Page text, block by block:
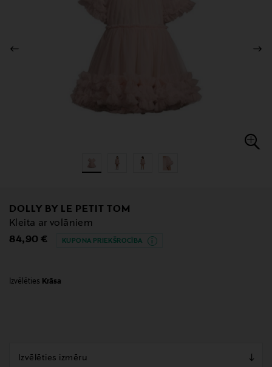
DOLLY BY LE PETIT TOM
Kleita ar volāniem
Original Price
84,90 € KUPONA PRIEKŠROCĪBA
Izvēlēties Krāsa